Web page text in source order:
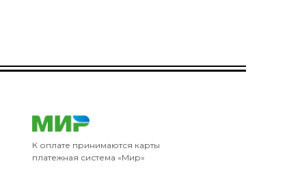
К оплате принимаются карты
платежная система «Мир»